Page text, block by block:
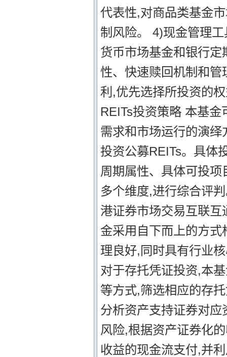
代表性,对商品类基金
制风险。 4)现金管理
货币市场基金和银行
性、快速赎回机制和
利,优先选择所投资的
REITs投资策略 本基
需求和市场运行的演
投资公募REITs。具体
周期属性、具体可投
多个维度,进行综合评
港证券市场交易互联
金采用自下而上的方
理良好,同时具有行业
对于存托凭证投资,本
等方式,筛选相应的存
分析资产支持证券对
风险,根据资产证券化
收益的现金流支付,并